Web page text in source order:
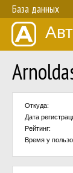
База данных
Откуда:
Дата
Рейтинг:
Время у